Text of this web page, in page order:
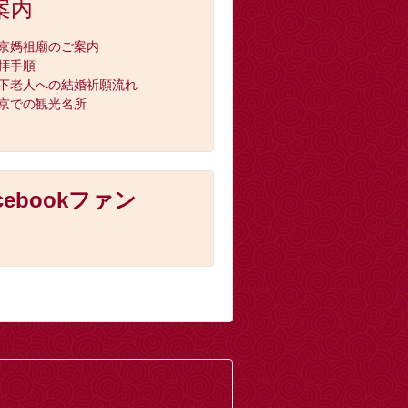
内
媽祖廟のご案内
手順
老人への結婚祈願流れ
での観光名所
ファン